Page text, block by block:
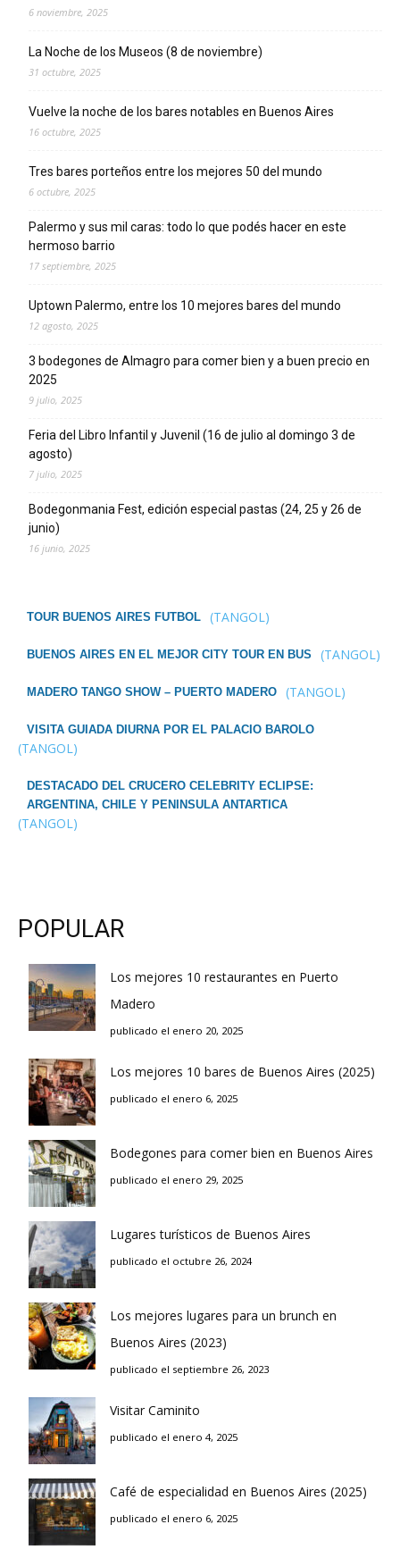
6 noviembre, 2025
La Noche de los Museos (8 de noviembre)
31 octubre, 2025
Vuelve la noche de los bares notables en Buenos Aires
16 octubre, 2025
Tres bares porteños entre los mejores 50 del mundo
6 octubre, 2025
Palermo y sus mil caras: todo lo que podés hacer en este
hermoso barrio
17 septiembre, 2025
Uptown Palermo, entre los 10 mejores bares del mundo
12 agosto, 2025
3 bodegones de Almagro para comer bien y a buen precio en
2025
9 julio, 2025
Feria del Libro Infantil y Juvenil (16 de julio al domingo 3 de
agosto)
7 julio, 2025
Bodegonmania Fest, edición especial pastas (24, 25 y 26 de
junio)
16 junio, 2025
TOUR BUENOS AIRES FUTBOL (TANGOL)
BUENOS AIRES EN EL MEJOR CITY TOUR EN BUS (TANGOL)
MADERO TANGO SHOW – PUERTO MADERO (TANGOL)
VISITA GUIADA DIURNA POR EL PALACIO BAROLO
(TANGOL)
DESTACADO DEL CRUCERO CELEBRITY ECLIPSE:
ARGENTINA, CHILE Y PENINSULA ANTARTICA
(TANGOL)
POPULAR
Los mejores 10 restaurantes en Puerto
Madero
publicado el enero 20, 2025
Los mejores 10 bares de Buenos Aires (2025)
publicado el enero 6, 2025
Bodegones para comer bien en Buenos Aires
publicado el enero 29, 2025
Lugares turísticos de Buenos Aires
publicado el octubre 26, 2024
Los mejores lugares para un brunch en
Buenos Aires (2023)
publicado el septiembre 26, 2023
Visitar Caminito
publicado el enero 4, 2025
Café de especialidad en Buenos Aires (2025)
publicado el enero 6, 2025